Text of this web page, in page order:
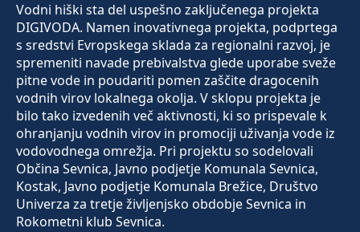
Vodni hiški sta del uspešno zaključenega projekta
DIGIVODA. Namen inovativnega projekta, podprtega
s sredstvi Evropskega sklada za regionalni razvoj, je
spremeniti navade prebivalstva glede uporabe sveže
pitne vode in poudariti pomen zaščite dragocenih
vodnih virov lokalnega okolja. V sklopu projekta je
bilo tako izvedenih več aktivnosti, ki so prispevale k
ohranjanju vodnih virov in promociji uživanja vode iz
vodovodnega omrežja. Pri projektu so sodelovali
Občina Sevnica, Javno podjetje Komunala Sevnica,
Kostak, Javno podjetje Komunala Brežice, Društvo
Univerza za tretje življenjsko obdobje Sevnica in
Rokometni klub Sevnica.